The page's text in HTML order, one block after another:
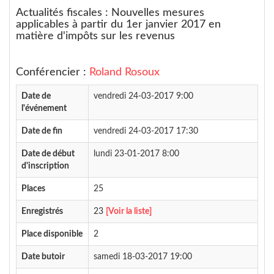
Actualités fiscales : Nouvelles mesures
applicables à partir du 1er janvier 2017 en
matière d'impôts sur les revenus
Conférencier : Roland Rosoux
Date de
l'événement
vendredi 24-03-2017 9:00
Date de fin vendredi 24-03-2017 17:30
Date de début
d'inscription
lundi 23-01-2017 8:00
Places 25
Enregistrés 23 [Voir la liste]
Place disponible 2
Date butoir samedi 18-03-2017 19:00